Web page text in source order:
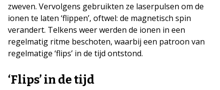
zweven. Vervolgens gebruikten ze laserpulsen om de
ionen te laten ‘flippen’, oftwel: de magnetisch spin
verandert. Telkens weer werden de ionen in een
regelmatig ritme beschoten, waarbij een patroon van
regelmatige ‘flips’ in de tijd ontstond.
‘Flips’ in de tijd